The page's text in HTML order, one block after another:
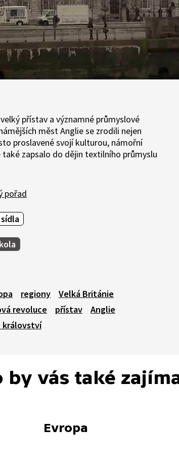
přístav a významné průmyslové
měst Anglie se zrodili nejen
proslavené svojí kulturou, námořní
zapsalo do dějin textilního průmyslu
pořad
regiony
Velká Británie
revoluce přístav
Anglie
království
by vás také
Evropa